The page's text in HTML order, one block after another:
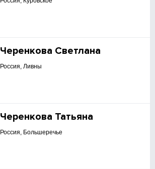
Черенкова Светлана
Россия, Ливны
Черенкова Татьяна
Россия, Большеречье